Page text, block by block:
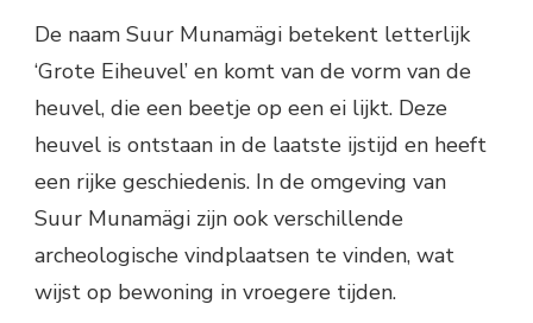
De naam Suur Munamägi betekent letterlijk
‘Grote Eiheuvel’ en komt van de vorm van de
heuvel, die een beetje op een ei lijkt. Deze
heuvel is ontstaan in de laatste ijstijd en heeft
een rijke geschiedenis. In de omgeving van
Suur Munamägi zijn ook verschillende
archeologische vindplaatsen te vinden, wat
wijst op bewoning in vroegere tijden.